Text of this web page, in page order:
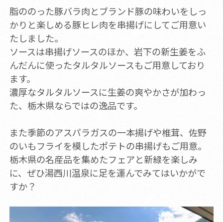
脂ののった豚バラ肉とブランド豚の味わいをしっ
かりと楽しめる豚ヒレ肉を串揚げにしてご用意い
たしました。
ソースは串揚げソースのほか、岩下の新生姜をふ
んだんに使ったタルタルソースもご用意しており
ます。
濃厚なタルタルソースに生姜の爽やかさが加わっ
た、栃木県ならではの逸品です。
また季節のアスパラガスの一本揚げや椎茸、佐野
のいもフライを模したポテトの串揚げもご用意。
栃木県の名産品を集めたフェアと新緑を楽しみ
に、ぜひ湯西川温泉に足を運んでみてはいかがで
すか？